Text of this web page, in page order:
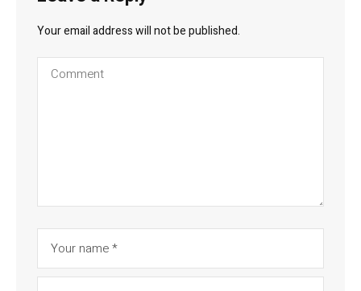
Your email address will not be published.